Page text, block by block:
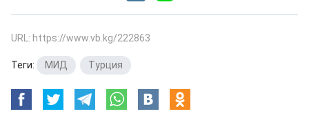
URL: https://www.vb.kg/222863
Теги: МИД Турция